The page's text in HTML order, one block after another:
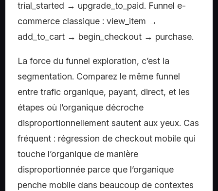
trial_started → upgrade_to_paid. Funnel e-
commerce classique : view_item →
add_to_cart → begin_checkout → purchase.
La force du funnel exploration, c’est la
segmentation. Comparez le même funnel
entre trafic organique, payant, direct, et les
étapes où l’organique décroche
disproportionnellement sautent aux yeux. Cas
fréquent : régression de checkout mobile qui
touche l’organique de manière
disproportionnée parce que l’organique
penche mobile dans beaucoup de contextes